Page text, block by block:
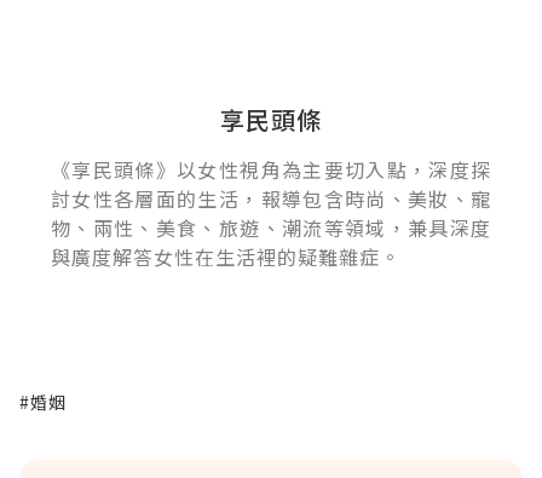
享民頭條
《享民頭條》以女性視角為主要切入點，深度探
討女性各層面的生活，報導包含時尚、美妝、寵
物、兩性、美食、旅遊、潮流等領域，兼具深度
與廣度解答女性在生活裡的疑難雜症。
#婚姻